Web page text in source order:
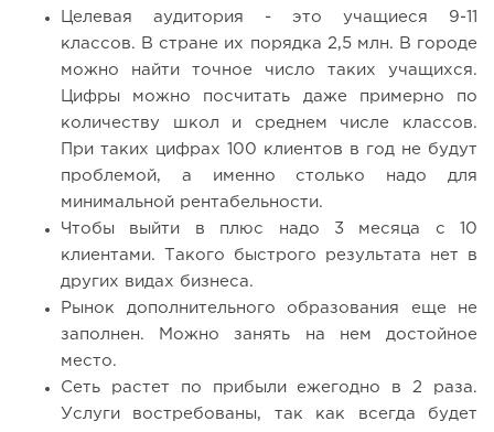
Целевая аудитория - это учащиеся 9-11
классов. В стране их порядка 2,5 млн. В городе
можно найти точное число таких учащихся.
Цифры можно посчитать даже примерно по
количеству школ и среднем числе классов.
При таких цифрах 100 клиентов в год не будут
проблемой, а именно столько надо для
минимальной рентабельности.
Чтобы выйти в плюс надо 3 месяца с 10
клиентами. Такого быстрого результата нет в
других видах бизнеса.
Рынок дополнительного образования еще не
заполнен. Можно занять на нем достойное
место.
Сеть растет по прибыли ежегодно в 2 раза.
Услуги востребованы, так как всегда будет